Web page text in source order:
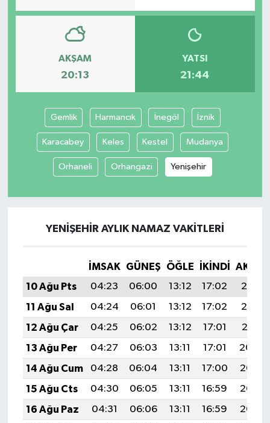
AKŞAM
20:13
YATSI
21:44
Gemlik Harmancık İnegöl İznik
Karacabey Keles Kestel Mudanya
Orhaneli Orhangazi Yenişehir
YENIŞEHIR AYLIK NAMAZ VAKITLERI
İMSAK GÜNEŞ ÖĞLE İKINDI
10 Ağu Pts
04:23 06:00 13:12 17:02
20:13
11 Ağu Sal
04:24 06:01 13:12 17:02
20:12
12 Ağu Çar
04:25 06:02 13:12 17:01
20:11
13 Ağu Per
04:27 06:03 13:11 17:01
20:09
14 Ağu Cum
04:28 06:04 13:11 17:00
20:08
15 Ağu Cts
04:30 06:05 13:11 16:59
20:07
16 Ağu Paz
04:31 06:06 13:11 16:59
20:05
YAYLADERE
YEDİSU